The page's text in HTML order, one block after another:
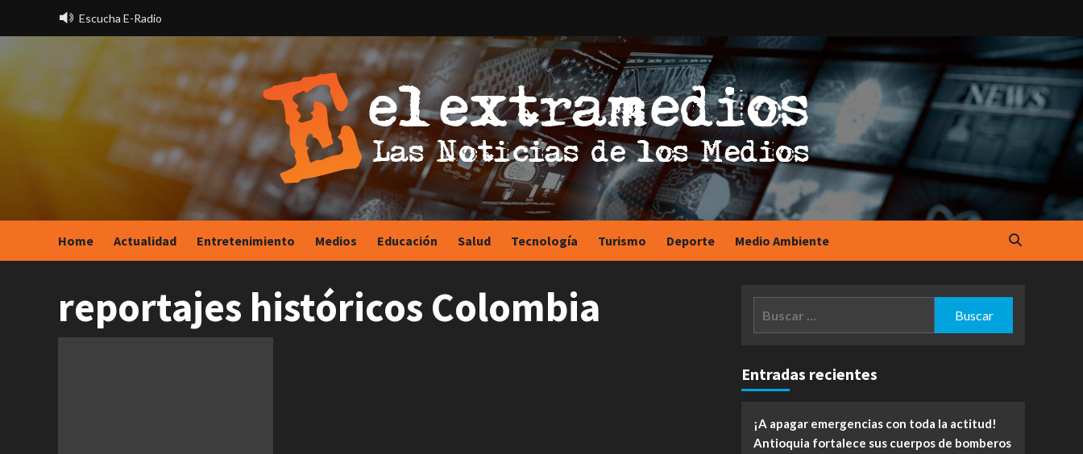
Escucha E-Radio
Home Actualidad Entretenimiento Medios Educación Salud Tecnología Turismo Deporte Medio Ambiente
reportajes históricos Colombia
Entradas recientes
¡A apagar emergencias con toda la actitud!
Antioquia fortalece sus cuerpos de bomberos